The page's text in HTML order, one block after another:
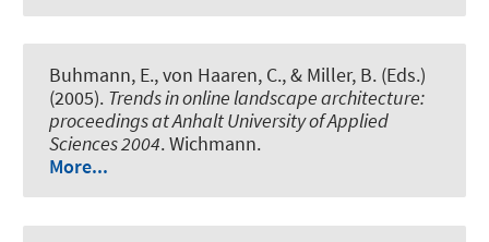
Buhmann, E., von Haaren, C., & Miller, B. (Eds.)
(2005). Trends in online landscape architecture:
proceedings at Anhalt University of Applied
Sciences 2004. Wichmann.
More...